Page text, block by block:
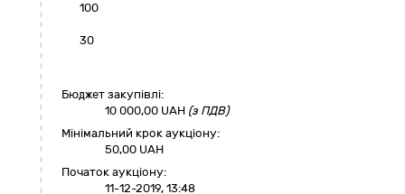
100
30
Бюджет закупівлі:
10 000,00 UAH (з ПДВ)
Мінімальний крок аукціону:
50,00 UAH
Початок аукціону:
11-12-2019, 13:48